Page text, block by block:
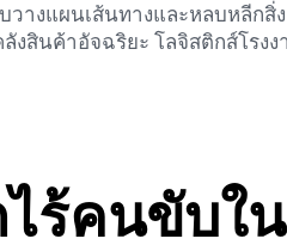
วางแผนเส้นทางและหลบหลีกสิ่ง
สินค้าอัจฉริยะ โลจิสติกส์โรงง
ร้คนขับใน